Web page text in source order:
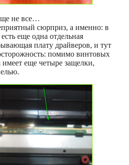
не все…
сюрприз, а именно: в
еще одна отдельная
плату драйверов, и тут
помимо винтовых
еще четыре защелки,